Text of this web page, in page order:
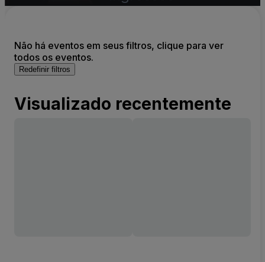
Não há eventos em seus filtros, clique para ver
todos os eventos.
Redefinir filtros
Visualizado recentemente